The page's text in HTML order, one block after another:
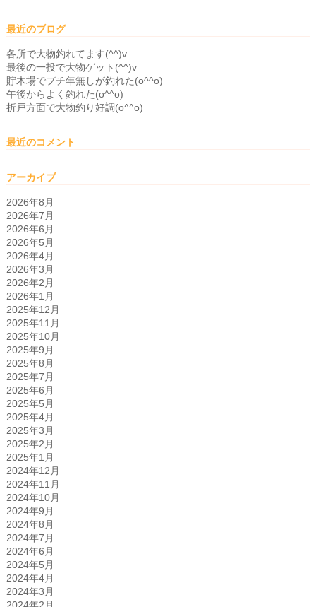
最近のブログ
各所で大物釣れてます(^^)v
最後の一投で大物ゲット(^^)v
貯木場でプチ年無しが釣れた(o^^o)
午後からよく釣れた(o^^o)
折戸方面で大物釣り好調(o^^o)
最近のコメント
アーカイブ
2026年8月
2026年7月
2026年6月
2026年5月
2026年4月
2026年3月
2026年2月
2026年1月
2025年12月
2025年11月
2025年10月
2025年9月
2025年8月
2025年7月
2025年6月
2025年5月
2025年4月
2025年3月
2025年2月
2025年1月
2024年12月
2024年11月
2024年10月
2024年9月
2024年8月
2024年7月
2024年6月
2024年5月
2024年4月
2024年3月